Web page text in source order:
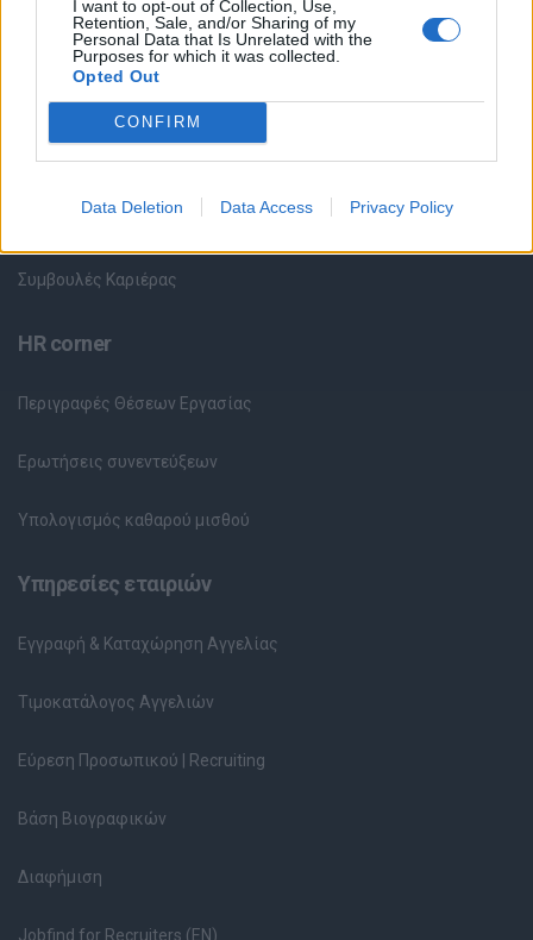
I want to opt-out of Collection, Use,
Retention, Sale, and/or Sharing of my
Personal Data that Is Unrelated with the
Purposes for which it was collected.
Opted Out
CONFIRM
Data Deletion Data Access Privacy Policy
Θέσεις Εργασίας ανά Εταιρεία
Κέντρο Βοήθειας
Υπηρεσίες υποψηφίων
Καταχώρηση Online Βιογραφικού
Συμβουλές Καριέρας
HR corner
Περιγραφές Θέσεων Εργασίας
Ερωτήσεις συνεντεύξεων
Υπολογισμός καθαρού μισθού
Υπηρεσίες εταιριών
Εγγραφή & Καταχώρηση Αγγελίας
Τιμοκατάλογος Αγγελιών
Εύρεση Προσωπικού | Recruiting
Βάση Βιογραφικών
Διαφήμιση
Jobfind for Recruiters (EN)